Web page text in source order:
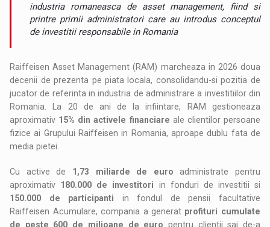
industria romaneasca de asset management, fiind si
printre primii administratori care au introdus conceptul
de investitii responsabile in Romania
Raiffeisen Asset Management (RAM) marcheaza in 2026 doua
decenii de prezenta pe piata locala, consolidandu-si pozitia de
jucator de referinta in industria de administrare a investitiilor din
Romania. La 20 de ani de la infiintare, RAM gestioneaza
aproximativ 15% din activele financiare ale clientilor persoane
fizice ai Grupului Raiffeisen in Romania, aproape dublu fata de
media pietei.
Cu active de 1,73 miliarde de euro administrate pentru
aproximativ 180.000 de investitori in fonduri de investitii si
150.000 de participanti in fondul de pensii facultative
Raiffeisen Acumulare, compania a generat profituri cumulate
de peste 600 de milioane de euro pentru clientii sai de-a